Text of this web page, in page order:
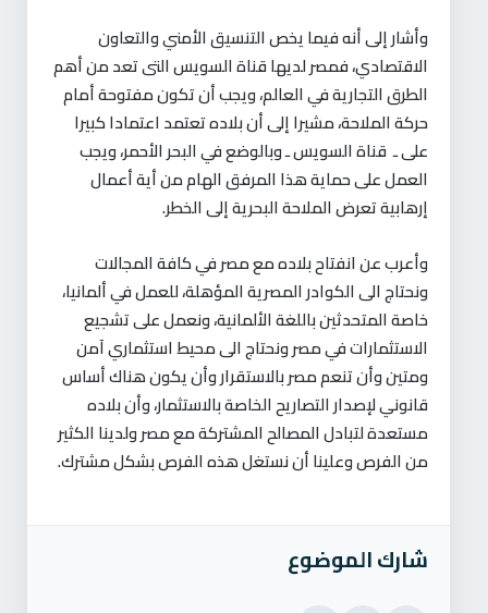
وأشار إلى أنه فيما يخص التنسيق الأمني والتعاون
الاقتصادي، فمصر لديها قناة السويس التى تعد من أهم
الطرق التجارية في العالم، ويجب أن تكون مفتوحة أمام
حركة الملاحة، مشيرا إلى أن بلاده تعتمد اعتمادا كبيرا
على ـ قناة السويس ـ وبالوضع في البحر الأحمر، ويجب
العمل على حماية هذا المرفق الهام من أية أعمال
إرهابية تعرض الملاحة البحرية إلى الخطر.
وأعرب عن انفتاح بلاده مع مصر في كافة المجالات
ونحتاج الى الكوادر المصرية المؤهلة، للعمل في ألمانيا،
خاصة المتحدثين باللغة الألمانية، ونعمل على تشجيع
الاستثمارات في مصر ونحتاج الى محيط استثماري آمن
ومتين وأن تنعم مصر بالاستقرار وأن يكون هناك أساس
قانوني لإصدار التصاريح الخاصة بالاستثمار، وأن بلاده
مستعدة لتبادل المصالح المشتركة مع مصر ولدينا الكثير
من الفرص وعلينا أن نستغل هذه الفرص بشكل مشترك.
شارك الموضوع